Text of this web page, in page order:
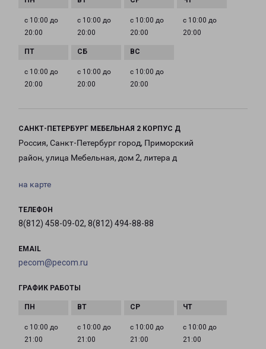
с 10:00 до
20:00
с 10:00 до
20:00
с 10:00 до
20:00
с 10:00 до
20:00
с 10:00 до
20:00
с 10:00 до
20:00
с 10:00 до
20:00
САНКТ-ПЕТЕРБУРГ МЕБЕЛЬНАЯ 2 КОРПУС Д
Россия, Санкт-Петербург город, Приморский
район, улица Мебельная, дом 2, литера д
на карте
ТЕЛЕФОН
8(812) 458-09-02, 8(812) 494-88-88
EMAIL
pecom@pecom.ru
ГРАФИК РАБОТЫ
с 10:00 до
21:00
с 10:00 до
21:00
с 10:00 до
21:00
с 10:00 до
21:00